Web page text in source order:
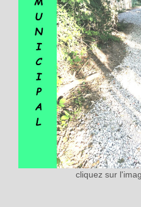
cliquez sur